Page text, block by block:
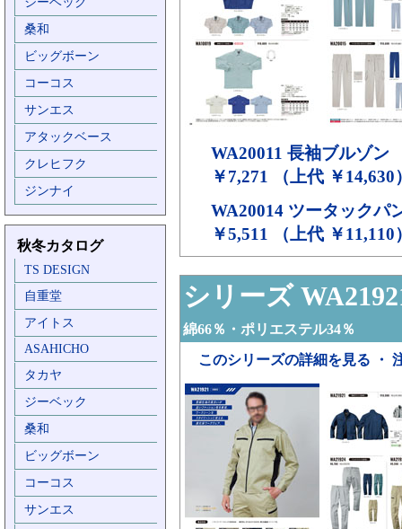
桑和
ビッグボーン
コーコス
サンエス
アタックベース
クレヒフク
ジンナイ
秋冬カタログ
TS DESIGN
自重堂
アイトス
ASAHICHO
タカヤ
ジーベック
桑和
ビッグボーン
コーコス
サンエス
WA20011 長袖ブルゾン
￥7,271 （上代 ￥14,630
WA20014 ツータックパ
￥5,511 （上代 ￥11,110
シリーズ
綿66％・ポリエステル34％
このシリーズの詳細を見る ・